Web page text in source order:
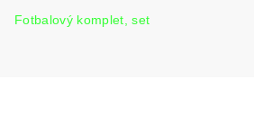
Fotbalový komplet, set